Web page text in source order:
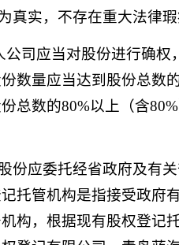
真实，不存在重大法律
公司应当对股份进行确
数量应当达到股份总数
总数的80%以上（含
份应委托经省政府及有
托管机构是指接受政府
构，根据现有股权登记